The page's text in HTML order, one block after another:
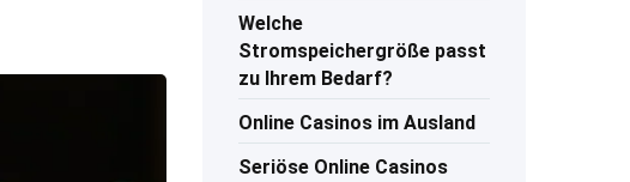
Welche
Stromspeichergröße passt
zu Ihrem Bedarf?
Online Casinos im Ausland
Seriöse Online Casinos